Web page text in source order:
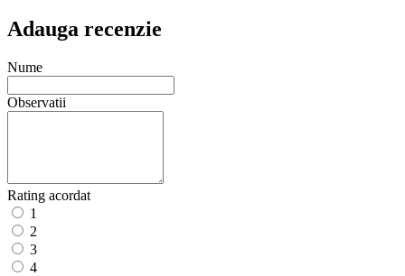
Adauga recenzie
Nume
Observatii
Rating acordat
1
2
3
4